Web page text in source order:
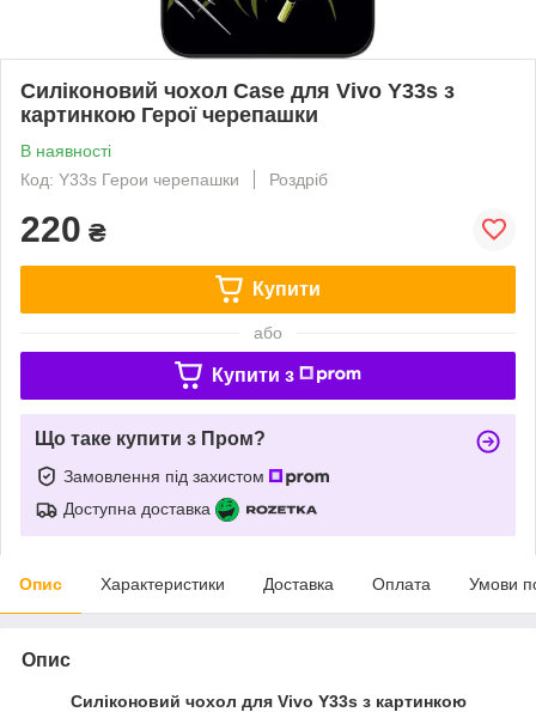
Силіконовий чохол Case для Vivo Y33s з
картинкою Герої черепашки
В наявності
Код: Y33s Герои черепашки
Роздріб
220 ₴
Купити
або
Купити з
Що таке купити з Пром?
Замовлення під захистом
Доступна доставка
Опис Характеристики Доставка Оплата Умови
Опис
Силіконовий чохол для Vivo Y33s з картинкою